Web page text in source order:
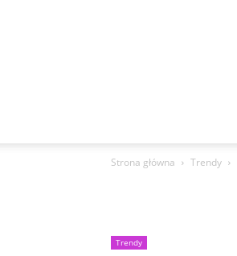
Strona główna Trendy
Trendy